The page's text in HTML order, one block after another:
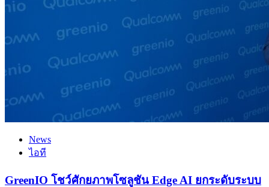
News
ไอที
GreenIO โชว์ศักยภาพโซลูชัน Edge AI ยกระดับระบบ